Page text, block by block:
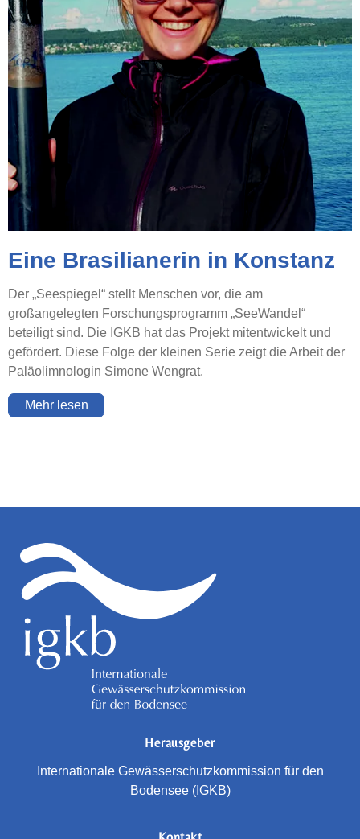
Eine Brasilianerin in Konstanz
Der „Seespiegel“ stellt Menschen vor, die am
großangelegten Forschungsprogramm „SeeWandel“
beteiligt sind. Die IGKB hat das Projekt mitentwickelt und
gefördert. Diese Folge der kleinen Serie zeigt die Arbeit der
Paläolimnologin Simone Wengrat.
Mehr lesen
Herausgeber
Internationale Gewässerschutz­kommission für den
Bodensee (IGKB)